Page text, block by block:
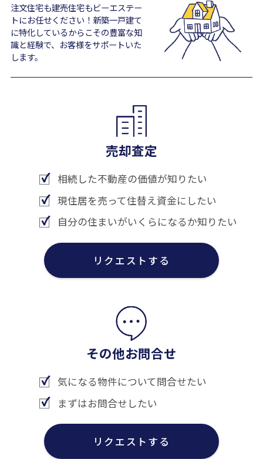
注文住宅も建売住宅もビーエステー
トにお任せください！新築一戸建て
に特化しているからこその豊富な知
識と経験で、お客様をサポートいた
します。
売却査定
相続した不動産の価値が知りたい
現住居を売って住替え資金にしたい
自分の住まいがいくらになるか知りたい
リクエストする
その他お問合せ
気になる物件について問合せたい
まずはお問合せしたい
リクエストする